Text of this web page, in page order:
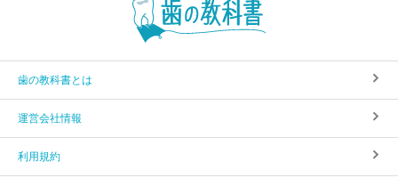
歯の教科書とは
運営会社情報
利用規約